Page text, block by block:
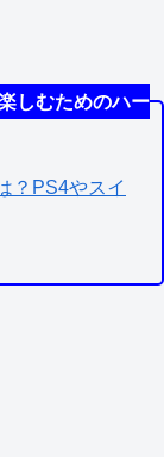
しむためのハー
？PS4やスイ